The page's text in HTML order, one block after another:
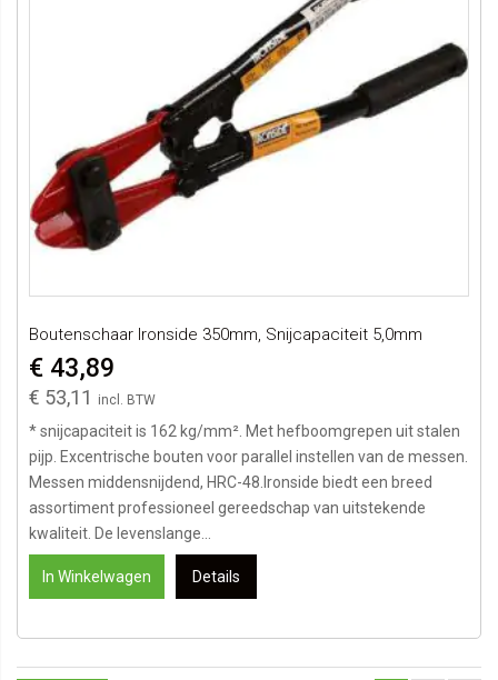
Boutenschaar Ironside 350mm, Snijcapaciteit 5,0mm
€ 53,11
€ 43,89
* snijcapaciteit is 162 kg/mm². Met hefboomgrepen uit stalen
pijp. Excentrische bouten voor parallel instellen van de messen.
Messen middensnijdend, HRC-48.Ironside biedt een breed
assortiment professioneel gereedschap van uitstekende
kwaliteit. De levenslange...
In Winkelwagen Details